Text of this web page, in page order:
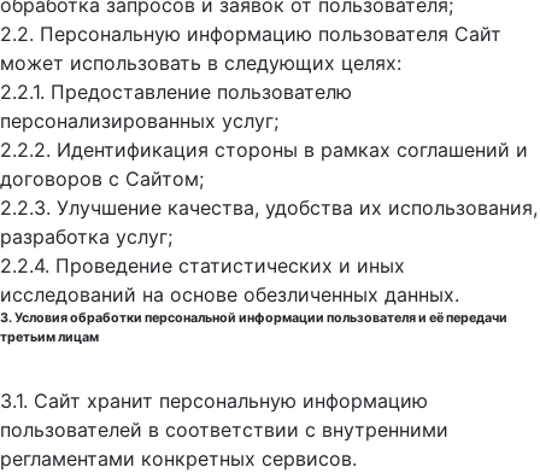
обработка запросов и заявок от пользователя;
2.2. Персональную информацию пользователя Сайт
может использовать в следующих целях:
2.2.1. Предоставление пользователю
персонализированных услуг;
2.2.2. Идентификация стороны в рамках соглашений и
договоров с Сайтом;
2.2.3. Улучшение качества, удобства их использования,
разработка услуг;
2.2.4. Проведение статистических и иных
исследований на основе обезличенных данных.
3. Условия обработки персональной информации пользователя и её передачи
третьим лицам
3.1. Сайт хранит персональную информацию
пользователей в соответствии с внутренними
регламентами конкретных сервисов.